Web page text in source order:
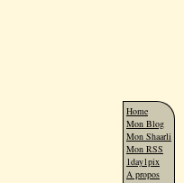
Home
Mon Blog
Mon Shaarli
Mon RSS
1day1pix
A propos